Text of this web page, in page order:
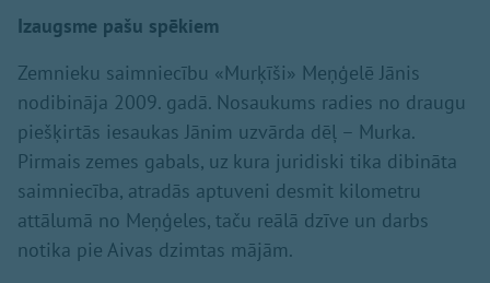
Izaugsme pašu spēkiem
Zemnieku saimniecību «Murķīši» Meņģelē Jānis
nodibināja 2009. gadā. Nosaukums radies no draugu
piešķirtās iesaukas Jānim uzvārda dēļ – Murka.
Pirmais zemes gabals, uz kura juridiski tika dibināta
saimniecība, atradās aptuveni desmit kilometru
attālumā no Meņģeles, taču reālā dzīve un darbs
notika pie Aivas dzimtas mājām.